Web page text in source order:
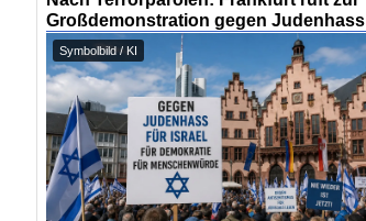
Großdemonstration gegen Judenhass
Symbolbild / KI